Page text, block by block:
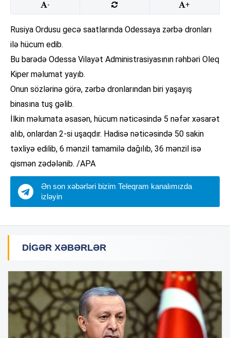
- +
Rusiya Ordusu gecə saatlarında Odessaya zərbə dronları
ilə hücum edib.
Bu barədə Odessa Vilayət Administrasiyasının rəhbəri Oleq
Kiper məlumat yayıb.
Onun sözlərinə görə, zərbə dronlarından biri yaşayış
binasına tuş gəlib.
İlkin məlumata əsasən, hücum nəticəsində 5 nəfər xəsarət
alıb, onlardan 2-si uşaqdır. Hadisə nəticəsində 50 sakin
təxliyə edilib, 6 mənzil tamamilə dağılıb, 36 mənzil isə
qismən zədələnib. /APA
Ən son xəbərləri bizim Teleqram kanalımızda
izləyin
DIGƏR XƏBƏRLƏR